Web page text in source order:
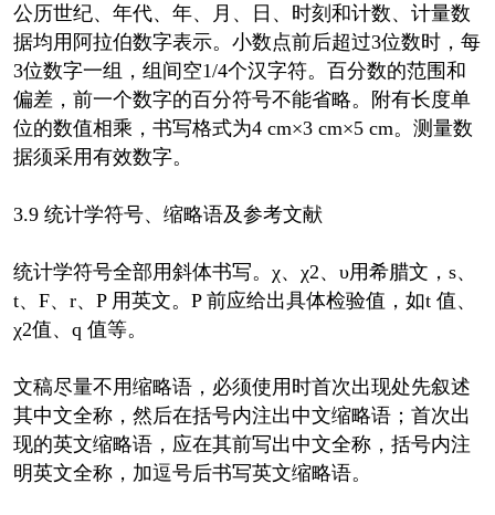
公历世纪、年代、年、月、日、时刻和计数、计量数
据均用阿拉伯数字表示。小数点前后超过3位数时，每
3位数字一组，组间空1/4个汉字符。百分数的范围和
偏差，前一个数字的百分符号不能省略。附有长度单
位的数值相乘，书写格式为4 cm×3 cm×5 cm。测量数
据须采用有效数字。
3.9 统计学符号、缩略语及参考文献
统计学符号全部用斜体书写。χ、χ2、υ用希腊文，s、
t、F、r、P 用英文。P 前应给出具体检验值，如t 值、
χ2值、q 值等。
文稿尽量不用缩略语，必须使用时首次出现处先叙述
其中文全称，然后在括号内注出中文缩略语；首次出
现的英文缩略语，应在其前写出中文全称，括号内注
明英文全称，加逗号后书写英文缩略语。